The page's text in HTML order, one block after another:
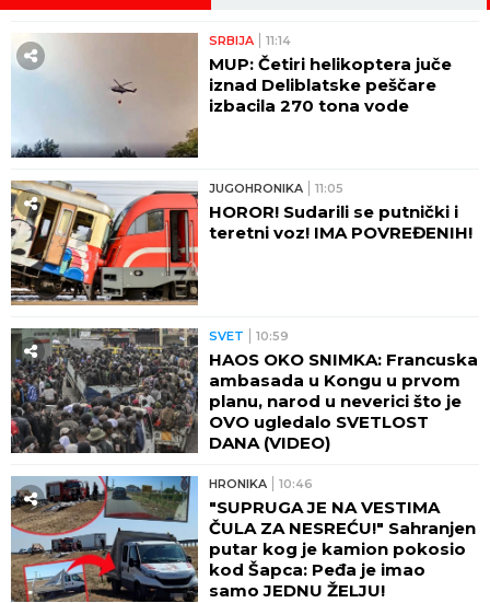
SRBIJA 11:14
MUP: Četiri helikoptera juče
iznad Deliblatske peščare
izbacila 270 tona vode
JUGOHRONIKA 11:05
HOROR! Sudarili se putnički i
teretni voz! IMA POVREĐENIH!
SVET 10:59
HAOS OKO SNIMKA: Francuska
ambasada u Kongu u prvom
planu, narod u neverici što je
OVO ugledalo SVETLOST
DANA (VIDEO)
HRONIKA 10:46
"SUPRUGA JE NA VESTIMA
ČULA ZA NESREĆU!" Sahranjen
putar kog je kamion pokosio
kod Šapca: Peđa je imao
samo JEDNU ŽELJU!